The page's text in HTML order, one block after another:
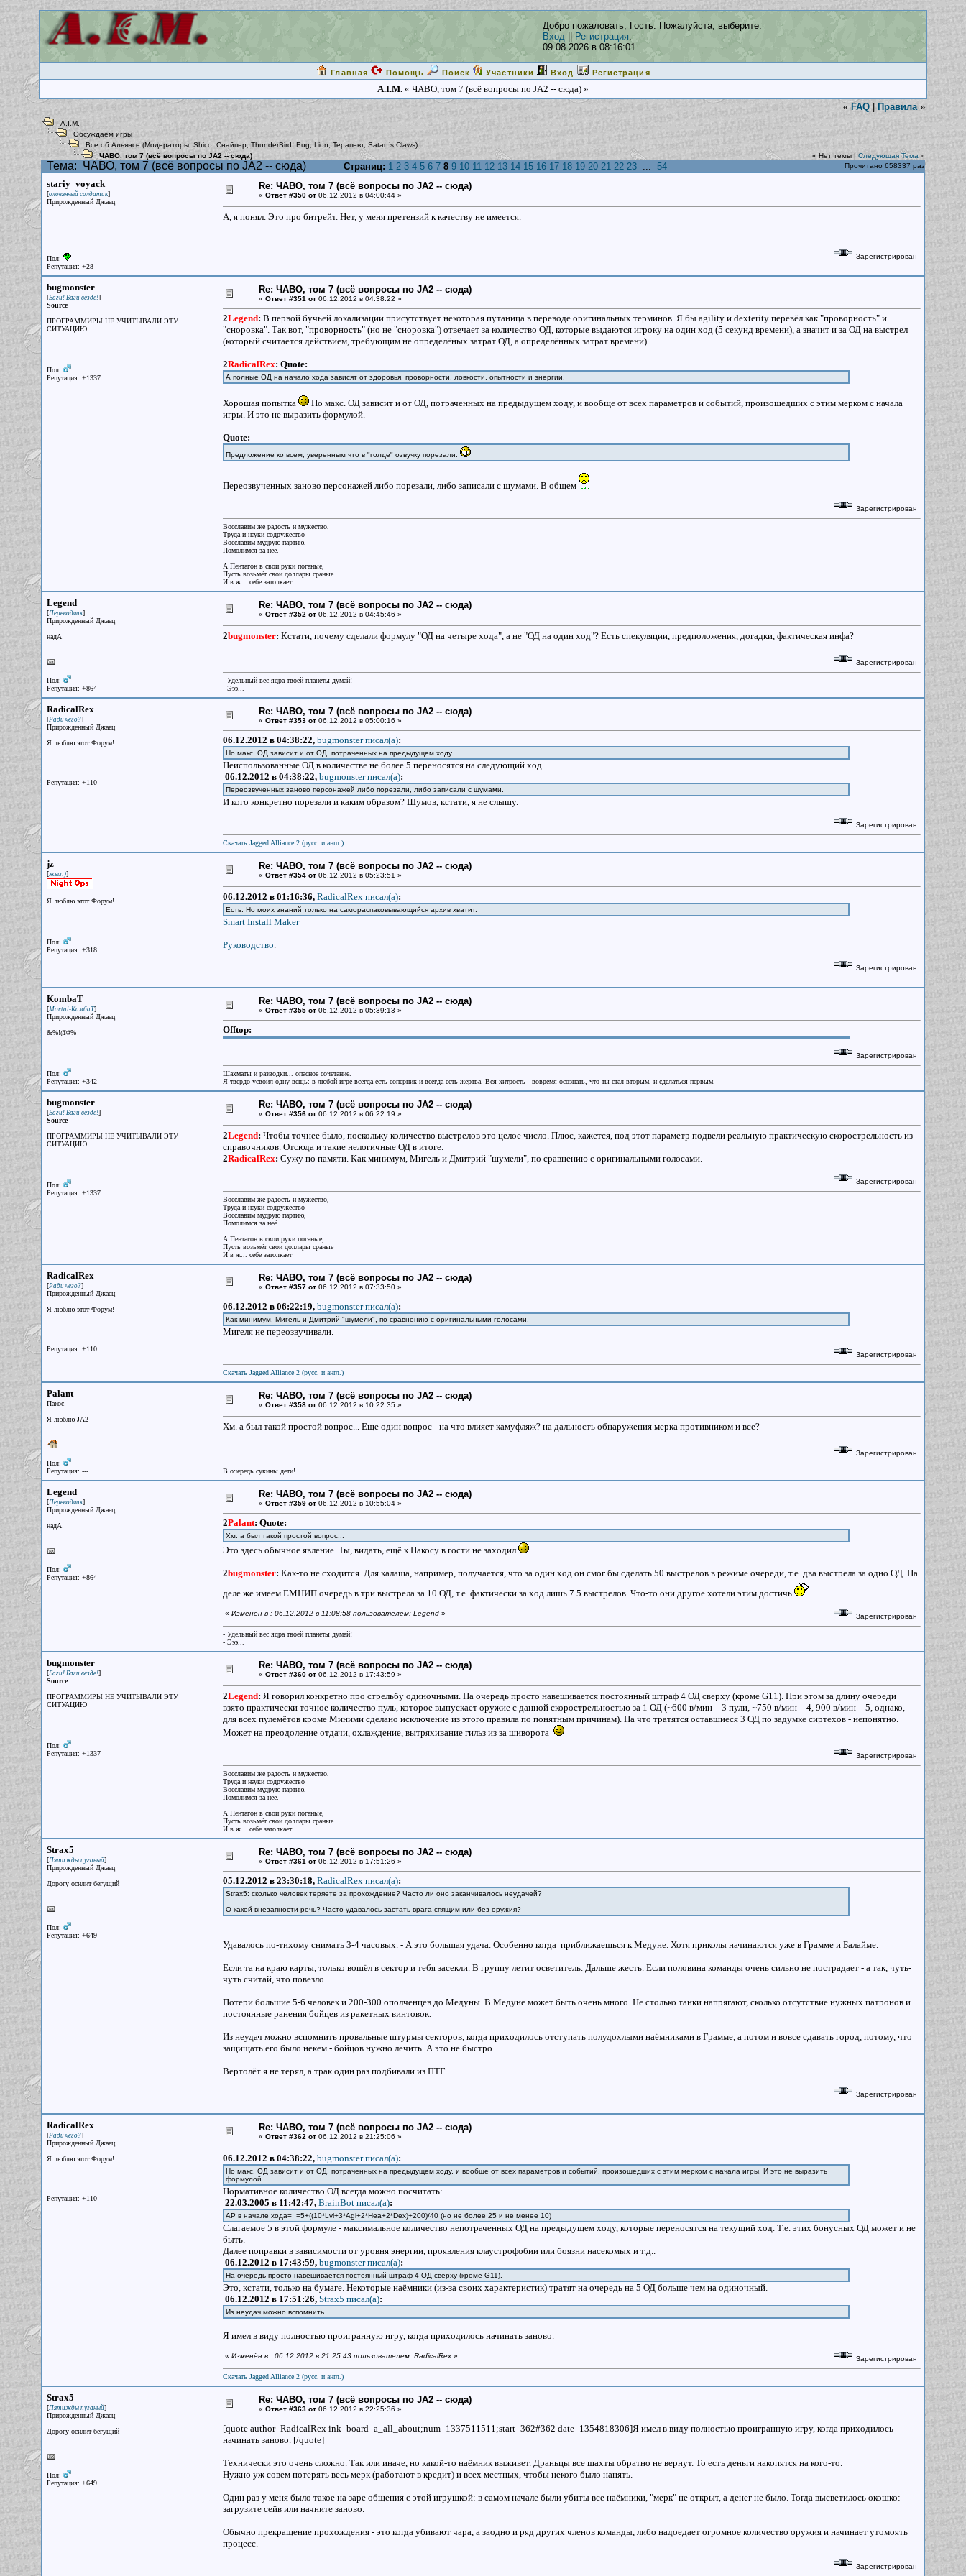
Добро пожаловать, Гость. Пожалуйста, выберите:
Вход
Регистрация.
09.08.2026 в 08:16:01
Главная Помощь Поиск Участники Вход Регистрация
A.I.M. « ЧАВО, том 7 (всё вопросы по JA2 -- сюда) »
« FAQ | Правила »
A.I.M.
Обсуждаем игры
Все об Альянсе (Модераторы: Shico Снайпер ThunderBird Eug,Lion Терапевт, Satan`s Claws)
ЧАВО, том 7 (всё вопросы по JA2 -- сюда)
« Нет темы | Следующая Тема »
Тема: ЧАВО, том 7 (всё вопросы по JA2 -- сюда) Страниц: 1 2 3 4 5 6 7 8 9 10 11 12 13 14 15 16 17 18 19 20 21 22 23 ... 54 Прочитано 658337 раз
stariy_voyack
[оловянный солдатик]
Прирожденный Джаец
Пол:
Репутация: +28
Re: ЧАВО, том 7 (всё вопросы по JA2 -- сюда)
« Ответ #350 от 06.12.2012 в 04:00:44 »
А, я понял. Это про битрейт. Нет, у меня претензий к качеству не имеется.
Зарегистрирован
bugmonster
[Баги! Баги везде!]
Source
ПРОГРАММИРЫ НЕ УЧИТЫВАЛИ ЭТУ
СИТУАЦИЮ
Пол:
Репутация: +1337
Re: ЧАВО, том 7 (всё вопросы по JA2 -- сюда)
« Ответ #351 от 06.12.2012 в 04:38:22 »
2Legend: В первой бучьей локализации присутствует некоторая путаница в переводе оригинальных терминов. Я бы agility и dexterity перевёл как "проворность" и
"сноровка". Так вот, "проворность" (но не "сноровка") отвечает за количество ОД, которые выдаются игроку на один ход (5 секунд времени), а значит и за ОД на выстрел
(который считается действием, требующим не определёных затрат ОД, а определённых затрат времени).
2RadicalRex: Quote:
А полные ОД на начало хода зависят от здоровья, проворности, ловкости, опытности и энергии.
Хорошая попытка
Но макс. ОД зависит и от ОД, потраченных на предыдущем ходу, и вообще от всех параметров и событий, произошедших с этим мерком с начала
игры. И это не выразить формулой.
Quote:
Предложение ко всем, уверенным что в "голде" озвучку порезали.
Переозвученных заново персонажей либо порезали, либо записали с шумами. В общем
Зарегистрирован
Восславим же радость и мужество,
Труда и науки содружество
Восславим мудрую партию,
Помолимся за неё.
А Пентагон в свои руки поганые,
Пусть возьмёт свои доллары сраные
И в ж... себе затолкает
Legend
[Переводчик]
Прирожденный Джаец
надА
Пол:
Репутация: +864
Re: ЧАВО, том 7 (всё вопросы по JA2 -- сюда)
« Ответ #352 от 06.12.2012 в 04:45:46 »
2bugmonster: Кстати, почему сделали формулу "ОД на четыре хода", а не "ОД на один ход"? Есть спекуляции, предположения, догадки, фактическая инфа?
Зарегистрирован
- Удельный вес ядра твоей планеты думай!
- Эээ...
RadicalRex
[Ради чего?]
Прирожденный Джаец
Я люблю этот Форум!
Репутация: +110
Re: ЧАВО, том 7 (всё вопросы по JA2 -- сюда)
« Ответ #353 от 06.12.2012 в 05:00:16 »
06.12.2012 в 04:38:22, bugmonster писал(a):
Но макс. ОД зависит и от ОД, потраченных на предыдущем ходу
Неиспользованные ОД в количестве не более 5 переносятся на следующий ход.
06.12.2012 в 04:38:22, bugmonster писал(a):
Переозвученных заново персонажей либо порезали, либо записали с шумами.
И кого конкретно порезали и каким образом? Шумов, кстати, я не слышу.
Зарегистрирован
Скачать Jagged Alliance 2 (русс. и англ.)
jz
[жыз:)]
Я люблю этот Форум!
Пол:
Репутация: +318
Re: ЧАВО, том 7 (всё вопросы по JA2 -- сюда)
« Ответ #354 от 06.12.2012 в 05:23:51 »
06.12.2012 в 01:16:36, RadicalRex писал(a):
Есть. Но моих знаний только на самораспаковывающийся архив хватит.
Smart Install Maker
Руководство.
Зарегистрирован
KombaT
[Mortal-КамбаТ]
Прирожденный Джаец
&%!@#%
Пол:
Репутация: +342
Re: ЧАВО, том 7 (всё вопросы по JA2 -- сюда)
« Ответ #355 от 06.12.2012 в 05:39:13 »
Offtop:
Зарегистрирован
Шахматы и разводки... опасное сочетание.
Я твердо усвоил одну вещь: в любой игре всегда есть соперник и всегда есть жертва. Вся хитрость - вовремя осознать, что ты стал вторым, и сделаться первым.
bugmonster
[Баги! Баги везде!]
Source
ПРОГРАММИРЫ НЕ УЧИТЫВАЛИ ЭТУ
СИТУАЦИЮ
Пол:
Репутация: +1337
Re: ЧАВО, том 7 (всё вопросы по JA2 -- сюда)
« Ответ #356 от 06.12.2012 в 06:22:19 »
2Legend: Чтобы точнее было, поскольку количество выстрелов это целое число. Плюс, кажется, под этот параметр подвели реальную практическую скорострельность из
справочников. Отсюда и такие нелогичные ОД в итоге.
2RadicalRex: Сужу по памяти. Как минимум, Мигель и Дмитрий "шумели", по сравнению с оригинальными голосами.
Зарегистрирован
Восславим же радость и мужество,
Труда и науки содружество
Восславим мудрую партию,
Помолимся за неё.
А Пентагон в свои руки поганые,
Пусть возьмёт свои доллары сраные
И в ж... себе затолкает
RadicalRex
[Ради чего?]
Прирожденный Джаец
Я люблю этот Форум!
Репутация: +110
Re: ЧАВО, том 7 (всё вопросы по JA2 -- сюда)
« Ответ #357 от 06.12.2012 в 07:33:50 »
06.12.2012 в 06:22:19, bugmonster писал(a):
Как минимум, Мигель и Дмитрий "шумели", по сравнению с оригинальными голосами.
Мигеля не переозвучивали.
Зарегистрирован
Скачать Jagged Alliance 2 (русс. и англ.)
Palant
Пакос
Я люблю JA2
Пол:
Репутация: ---
Re: ЧАВО, том 7 (всё вопросы по JA2 -- сюда)
« Ответ #358 от 06.12.2012 в 10:22:35 »
Хм. а был такой простой вопрос... Еще один вопрос - на что влияет камуфляж? на дальность обнаружения мерка противником и все?
Зарегистрирован
В очередь сукины дети!
Legend
[Переводчик]
Прирожденный Джаец
надА
Пол:
Репутация: +864
Re: ЧАВО, том 7 (всё вопросы по JA2 -- сюда)
« Ответ #359 от 06.12.2012 в 10:55:04 »
2Palant: Quote:
Хм. а был такой простой вопрос...
Это здесь обычное явление. Ты, видать, ещё к Пакосу в гости не заходил
2bugmonster: Как-то не сходится. Для калаша, например, получается, что за один ход он смог бы сделать 50 выстрелов в режиме очереди, т.е. два выстрела за одно ОД. На
деле же имеем ЕМНИП очередь в три выстрела за 10 ОД, т.е. фактически за ход лишь 7.5 выстрелов. Что-то они другое хотели этим достичь
« Изменён в : 06.12.2012 в 11:08:58 пользователем: Legend » Зарегистрирован
- Удельный вес ядра твоей планеты думай!
- Эээ...
bugmonster
[Баги! Баги везде!]
Source
ПРОГРАММИРЫ НЕ УЧИТЫВАЛИ ЭТУ
СИТУАЦИЮ
Пол:
Репутация: +1337
Re: ЧАВО, том 7 (всё вопросы по JA2 -- сюда)
« Ответ #360 от 06.12.2012 в 17:43:59 »
2Legend: Я говорил конкретно про стрельбу одиночными. На очередь просто навешивается постоянный штраф 4 ОД сверху (кроме G11). При этом за длину очереди
взято практически точное количество пуль, которое выпускает оружие с данной скорострельностью за 1 ОД (~600 в/мин = 3 пули, ~750 в/мин = 4, 900 в/мин = 5, однако,
для всех пулемётов кроме Миними сделано исключение из этого правила по понятным причинам). На что тратятся оставшиеся 3 ОД по задумке сиртехов - непонятно.
Может на преодоление отдачи, охлаждение, вытряхивание гильз из за шиворота
Зарегистрирован
Восславим же радость и мужество,
Труда и науки содружество
Восславим мудрую партию,
Помолимся за неё.
А Пентагон в свои руки поганые,
Пусть возьмёт свои доллары сраные
И в ж... себе затолкает
Strax5
[Пятижды пуганый]
Прирожденный Джаец
Дорогу осилит бегущий
Пол:
Репутация: +649
Re: ЧАВО, том 7 (всё вопросы по JA2 -- сюда)
« Ответ #361 от 06.12.2012 в 17:51:26 »
05.12.2012 в 23:30:18, RadicalRex писал(a):
Strax5: сколько человек теряете за прохождение? Часто ли оно заканчивалось неудачей?
О какой внезапности речь? Часто удавалось застать врага спящим или без оружия?
Удавалось по-тихому снимать 3-4 часовых. - А это большая удача. Особенно когда приближаешься к Медуне. Хотя приколы начинаются уже в Грамме и Балайме.
Если та на краю карты, только вошёл в сектор и тебя засекли. В группу летит осветитель. Дальше жесть. Если половина команды очень сильно не пострадает - а так, чуть-
чуть считай, что повезло.
Потери большие 5-6 человек и 200-300 ополченцев до Медуны. В Медуне может быть очень много. Не столько танки напрягают, сколько отсутствие нужных патронов и
постоянные ранения бойцев из ракетных винтовок.
Из неудач можно вспомнить провальные штурмы секторов, когда приходилось отступать полудохлыми наёмниками в Грамме, а потом и вовсе сдавать город, потому, что
защищать его было некем - бойцов нужно лечить. А это не быстро.
Вертолёт я не терял, а трак один раз подбивали из ПТГ.
Зарегистрирован
RadicalRex
[Ради чего?]
Прирожденный Джаец
Я люблю этот Форум!
Репутация: +110
Re: ЧАВО, том 7 (всё вопросы по JA2 -- сюда)
« Ответ #362 от 06.12.2012 в 21:25:06 »
06.12.2012 в 04:38:22, bugmonster писал(a):
Но макс. ОД зависит и от ОД, потраченных на предыдущем ходу, и вообще от всех параметров и событий, произошедших с этим мерком с начала игры. И это не выразить
формулой.
Нормативное количество ОД всегда можно посчитать:
22.03.2005 в 11:42:47, BrainBot писал(a):
AP в начале хода= =5+((10*Lvl+3*Agi+2*Hea+2*Dex)+200)/40 (но не более 25 и не менее 10)
Слагаемое 5 в этой формуле - максимальное количество непотраченных ОД на предыдущем ходу, которые переносятся на текущий ход. Т.е. этих бонусных ОД может и не
быть.
Далее поправки в зависимости от уровня энергии, проявления клаустрофобии или боязни насекомых и т.д..
06.12.2012 в 17:43:59, bugmonster писал(a):
На очередь просто навешивается постоянный штраф 4 ОД сверху (кроме G11).
Это, кстати, только на бумаге. Некоторые наёмники (из-за своих характеристик) тратят на очередь на 5 ОД больше чем на одиночный.
06.12.2012 в 17:51:26, Strax5 писал(a):
Из неудач можно вспомнить
Я имел в виду полностью проигранную игру, когда приходилось начинать заново.
« Изменён в : 06.12.2012 в 21:25:43 пользователем: RadicalRex » Зарегистрирован
Скачать Jagged Alliance 2 (русс. и англ.)
Strax5
[Пятижды пуганый]
Прирожденный Джаец
Дорогу осилит бегущий
Пол:
Репутация: +649
Re: ЧАВО, том 7 (всё вопросы по JA2 -- сюда)
« Ответ #363 от 06.12.2012 в 22:25:36 »
[quote author=RadicalRex ink=board=a_all_about;num=1337511511;start=362#362 date=1354818306]Я имел в виду полностью проигранную игру, когда приходилось
начинать заново. [/quote]
Технически это очень сложно. Так или иначе, но какой-то наёмник выживет. Драньцы все шахты обратно не вернут. То есть деньги накопятся на кого-то.
Нужно уж совем потерять весь мерк (работают в кредит) и всех местных, чтобы некого было нанять.
Один раз у меня было такое на заре общения с этой игрушкой: в самом начале были убиты все наёмники, "мерк" не открыт, а денег не было. Тогда высветилось окошко:
загрузите сейв или начните заново.
Обычно прекращение прохождения - это когда убивают чара, а заодно и ряд других членов команды, либо надоедает огромное количество оружия и начинает утомоять
процесс.
Зарегистрирован